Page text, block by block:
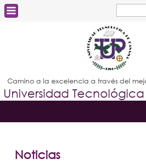
de
Estudiantes
Docentes
Administrativos
Graduados
Camino a la excelencia a través del
Universidad
Noticias